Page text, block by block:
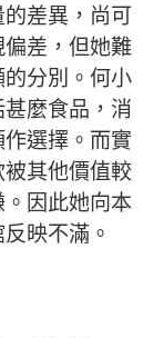
差異，尚可
差，但她難
分別。何小
麼食品，消
選擇。而實
其他價值較
因此她向本
映不滿。